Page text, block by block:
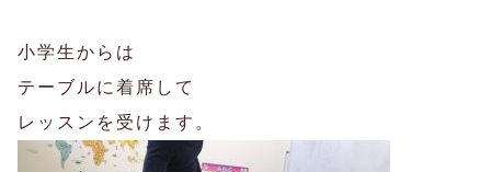
小学生からは
テーブルに着席して
レッスンを受けます。